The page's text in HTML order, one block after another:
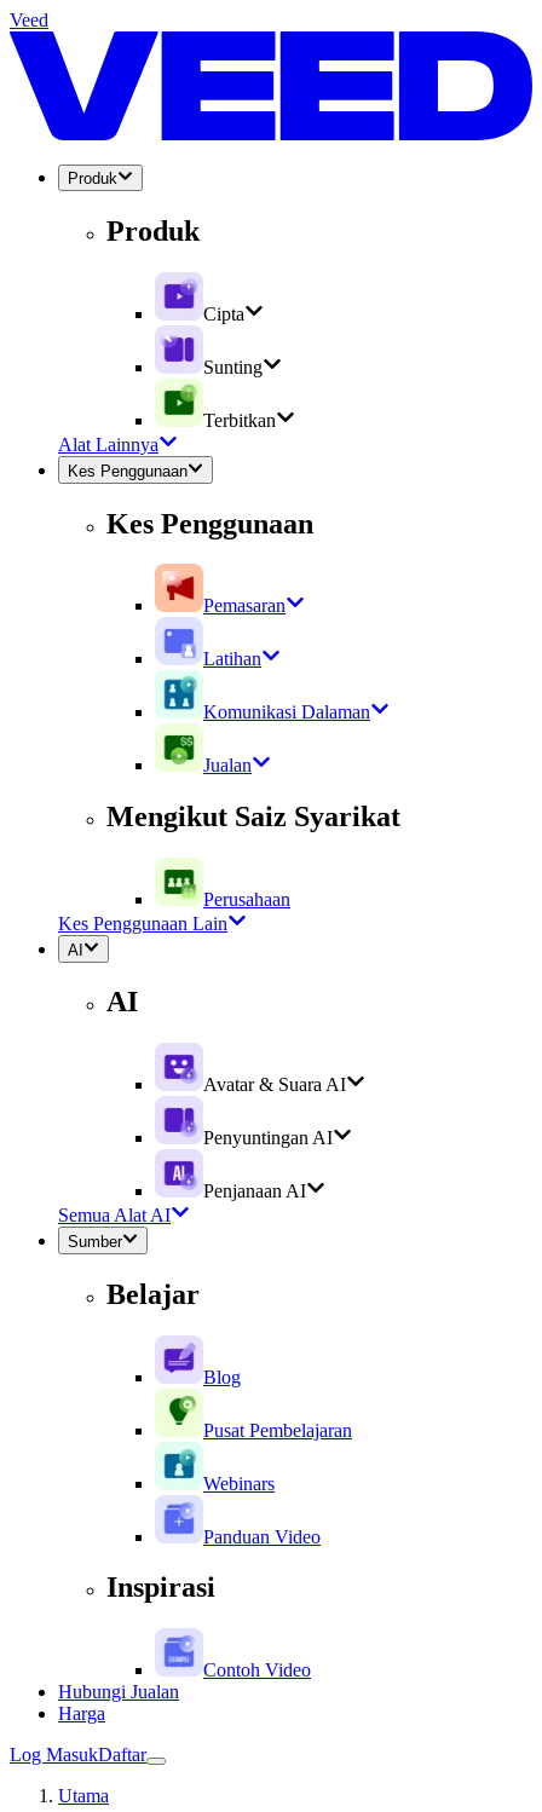
Veed
Produk
Produk
Cipta
Sunting
Terbitkan
Alat Lainnya
Kes Penggunaan
Kes Penggunaan
Pemasaran
Latihan
Komunikasi Dalaman
Jualan
Mengikut Saiz Syarikat
Perusahaan
Kes Penggunaan Lain
AI
AI
Avatar & Suara AI
Penyuntingan AI
Penjanaan AI
Semua Alat AI
Sumber
Belajar
Blog
Pusat Pembelajaran
Webinars
Panduan Video
Inspirasi
Contoh Video
Hubungi Jualan
Harga
Log MasukDaftar
Utama